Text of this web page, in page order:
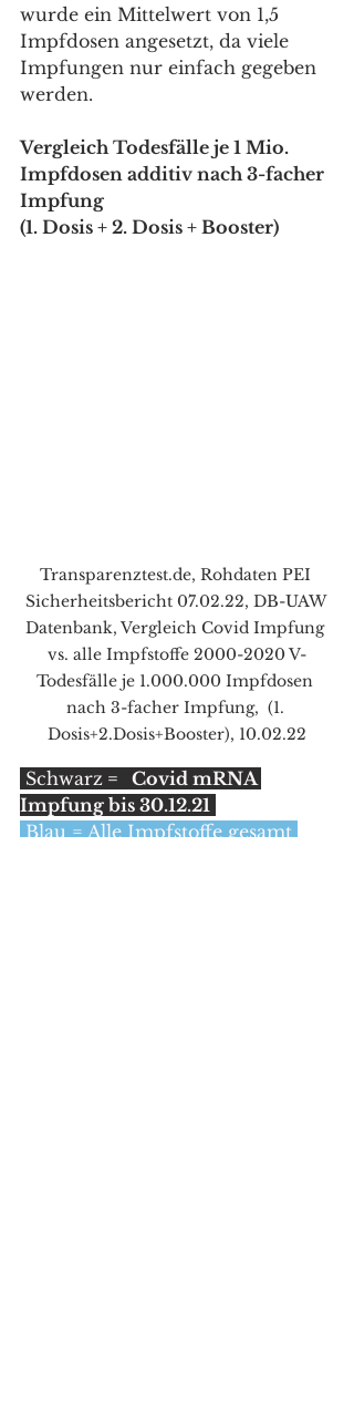
wurde ein Mittelwert von 1,5
Impfdosen angesetzt, da viele
Impfungen nur einfach gegeben
werden.
Vergleich Todesfälle je 1 Mio.
Impfdosen additiv nach 3-facher
Impfung
(1. Dosis + 2. Dosis + Booster)
Transparenztest.de, Rohdaten PEI
Sicherheitsbericht 07.02.22, DB-UAW
Datenbank, Vergleich Covid Impfung
vs. alle Impfstoffe 2000-2020 V-
Todesfälle je 1.000.000 Impfdosen
nach 3-facher Impfung,  (1.
Dosis+2.Dosis+Booster), 10.02.22
Schwarz =   Covid mRNA
Impfung bis 30.12.21
Blau = Alle Impfstoffe gesamt